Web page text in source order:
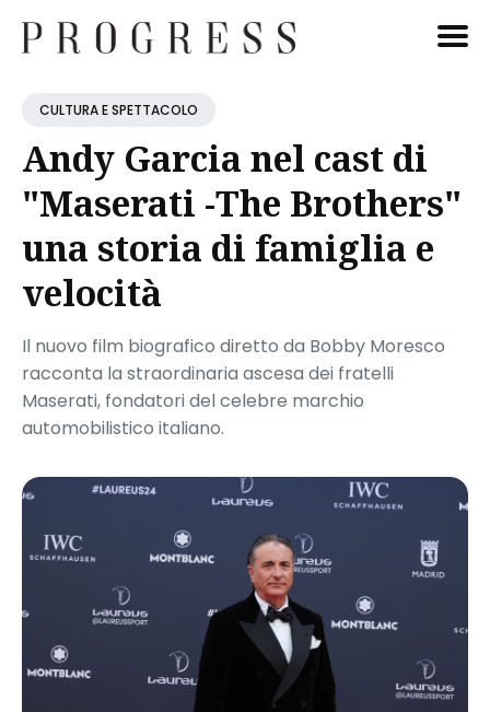
Cerca
CULTURA E SPETTACOLO
Andy Garcia nel cast di
"Maserati -The Brothers"
una storia di famiglia e
velocità
Il nuovo film biografico diretto da Bobby Moresco
racconta la straordinaria ascesa dei fratelli
Maserati, fondatori del celebre marchio
automobilistico italiano.